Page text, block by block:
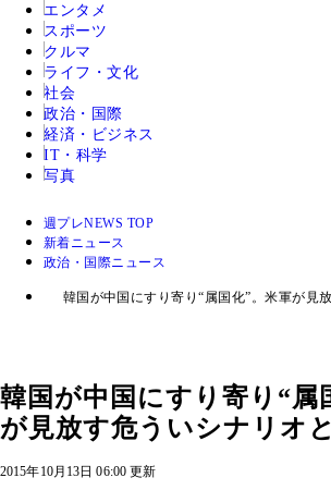
エンタメ
スポーツ
クルマ
ライフ・文化
社会
政治・国際
経済・ビジネス
IT・科学
写真
週プレNEWS TOP
新着ニュース
政治・国際ニュース
韓国が中国にすり寄り“属国化”。米軍が見
韓国が中国にすり寄り“属
が見放す危ういシナリオ
2015年10月13日 06:00 更新